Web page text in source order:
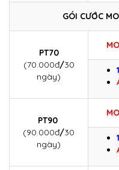
GÓI CƯỚC
PT70
(70.000đ/30
ngày)
MO
PT90
(90.000đ/30
ngày)
MO